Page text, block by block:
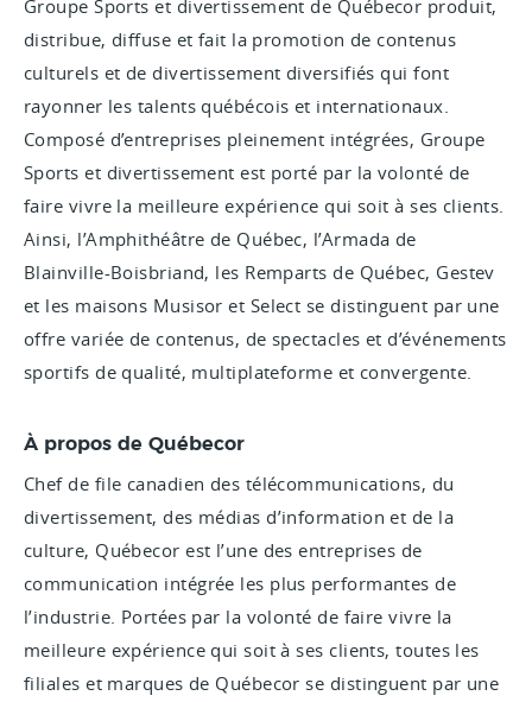
Groupe Sports et divertissement de Québecor produit,
distribue, diffuse et fait la promotion de contenus
culturels et de divertissement diversifiés qui font
rayonner les talents québécois et internationaux.
Composé d’entreprises pleinement intégrées, Groupe
Sports et divertissement est porté par la volonté de
faire vivre la meilleure expérience qui soit à ses clients.
Ainsi, l’Amphithéâtre de Québec, l’Armada de
Blainville-Boisbriand, les Remparts de Québec, Gestev
et les maisons Musisor et Select se distinguent par une
offre variée de contenus, de spectacles et d’événements
sportifs de qualité, multiplateforme et convergente.
À propos de Québecor
Chef de file canadien des télécommunications, du
divertissement, des médias d’information et de la
culture, Québecor est l’une des entreprises de
communication intégrée les plus performantes de
l’industrie. Portées par la volonté de faire vivre la
meilleure expérience qui soit à ses clients, toutes les
filiales et marques de Québecor se distinguent par une